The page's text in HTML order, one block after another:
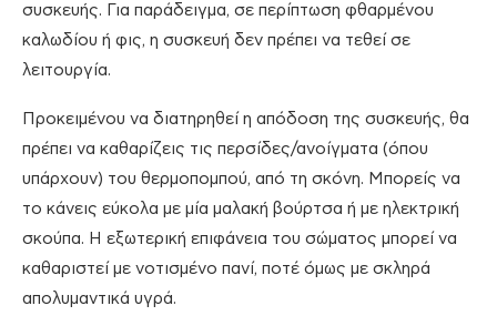
συσκευής. Για παράδειγμα, σε περίπτωση φθαρμένου
καλωδίου ή φις, η συσκευή δεν πρέπει να τεθεί σε
λειτουργία.
Προκειμένου να διατηρηθεί η απόδοση της συσκευής, θα
πρέπει να καθαρίζεις τις περσίδες/ανοίγματα (όπου
υπάρχουν) του θερμοπομπού, από τη σκόνη. Μπορείς να
το κάνεις εύκολα με μία μαλακή βούρτσα ή με ηλεκτρική
σκούπα. Η εξωτερική επιφάνεια του σώματος μπορεί να
καθαριστεί με νοτισμένο πανί, ποτέ όμως με σκληρά
απολυμαντικά υγρά.